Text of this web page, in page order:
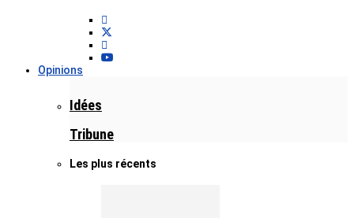
Opinions
Idées
Tribune
Les plus récents